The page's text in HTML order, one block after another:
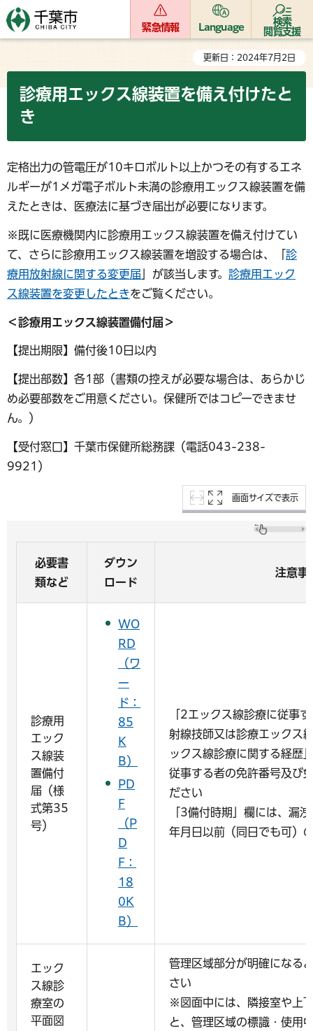
緊急情報 Language
検索
閲覧支援
更新日：2024年7月2日
診療用エックス線装置を備え付けたと
き
定格出力の管電圧が10キロボルト以上かつその有するエネ
ルギーが1メガ電子ボルト未満の診療用エックス線装置を備
えたときは、医療法に基づき届出が必要になります。
※既に医療機関内に診療用エックス線装置を備え付けてい
て、さらに診療用エックス線装置を増設する場合は、「 診
療用放射線に関する変更届 」が該当します。 診療用エック
ス線装置を変更したときをご覧ください。
＜診療用エックス線装置備付届＞
【提出期限】備付後10日以内
【提出部数】各1部（書類の控えが必要な場合は、あらかじ
め必要部数をご用意ください。保健所ではコピーできませ
ん。）
【受付窓口】千葉市保健所総務課（電話043-238-
9921）
画面サイズで表示
必要書
類など
ダウン
ロード
注意事
診療用
エック
ス線装
置備付
届（様
式第35
号）
WO
RD
（ワ
ー
ド：
85
K
B）
PD
F
（P
D
F：
18
0K
B）
「2エックス線診療に従事
射線技師又は診療エックス
ックス線診療に関する経歴
従事する者の免許番号及び
ださい
「3備付時期」欄には、漏
年月日以前（同日でも可）
エック
ス線診
療室の
平面図
管理区域部分が明確になる
さい
※図面中には、隣接室や上
と、管理区域の標識・使用